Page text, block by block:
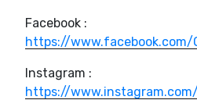
Facebook :
https://www.facebook.com/
Instagram :
https://